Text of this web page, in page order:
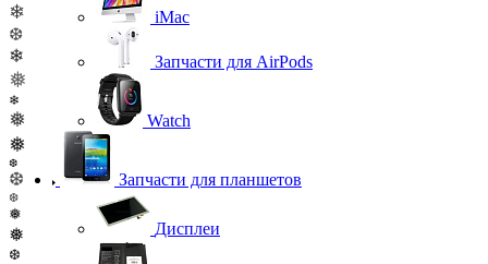
❄
❆
❄
❅
❄
❅
❅
❆
❆
❆
❅
❅
❆
iMac
Запчасти для AirPods
Watch
Запчасти для планшетов
Дисплеи